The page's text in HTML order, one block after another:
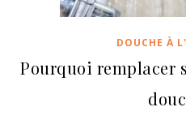
DOUCHE À
Pourquoi remplacer